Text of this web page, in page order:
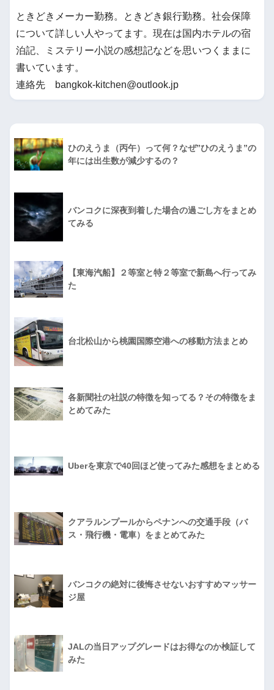
ときどきメーカー勤務。ときどき銀行勤務。社会保障
について詳しい人やってます。現在は国内ホテルの宿
泊記、ミステリー小説の感想記などを思いつくままに
書いています。
連絡先 bangkok-kitchen@outlook.jp
ひのえうま（丙午）って何？なぜ”ひのえうま”の
年には出生数が減少するの？
バンコクに深夜到着した場合の過ごし方をまとめ
てみる
【東海汽船】２等室と特２等室で新島へ行ってみ
た
台北松山から桃園国際空港への移動方法まとめ
各新聞社の社説の特徴を知ってる？その特徴をま
とめてみた
Uberを東京で40回ほど使ってみた感想をまとめる
クアラルンプールからペナンへの交通手段（バ
ス・飛行機・電車）をまとめてみた
バンコクの絶対に後悔させないおすすめマッサー
ジ屋
JALの当日アップグレードはお得なのか検証して
みた